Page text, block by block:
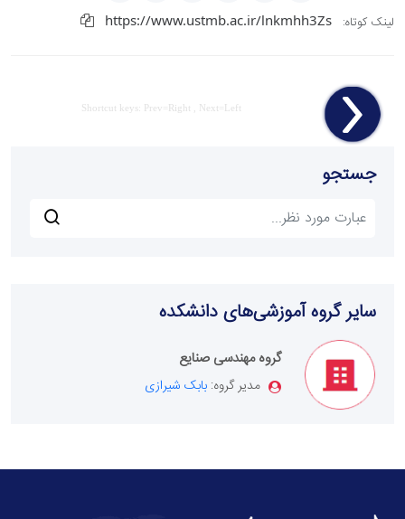
لینک کوتاه:
https://www.ustmb.ac.ir/lnkmhh3Zs
Shortcut keys: Prev=Right , Next=Left
جستجو
سایر گروه آموزشی‌های دانشکده
گروه مهندسی صنایع
مدیر گروه: بابک شیرازی